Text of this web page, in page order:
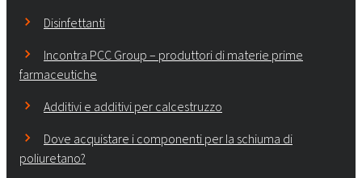
Disinfettanti
Incontra PCC Group – produttori di materie prime
farmaceutiche
Additivi e additivi per calcestruzzo
Dove acquistare i componenti per la schiuma di
poliuretano?